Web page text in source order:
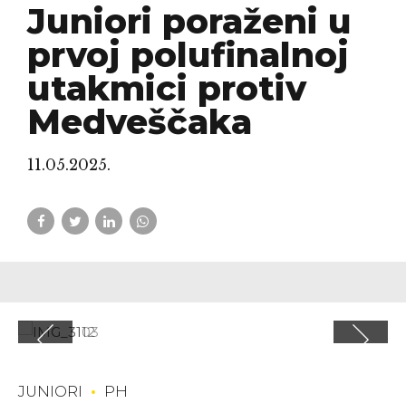
Juniori poraženi u
prvoj polufinalnoj
utakmici protiv
Medveščaka
11.05.2025.
JUNIORI PH